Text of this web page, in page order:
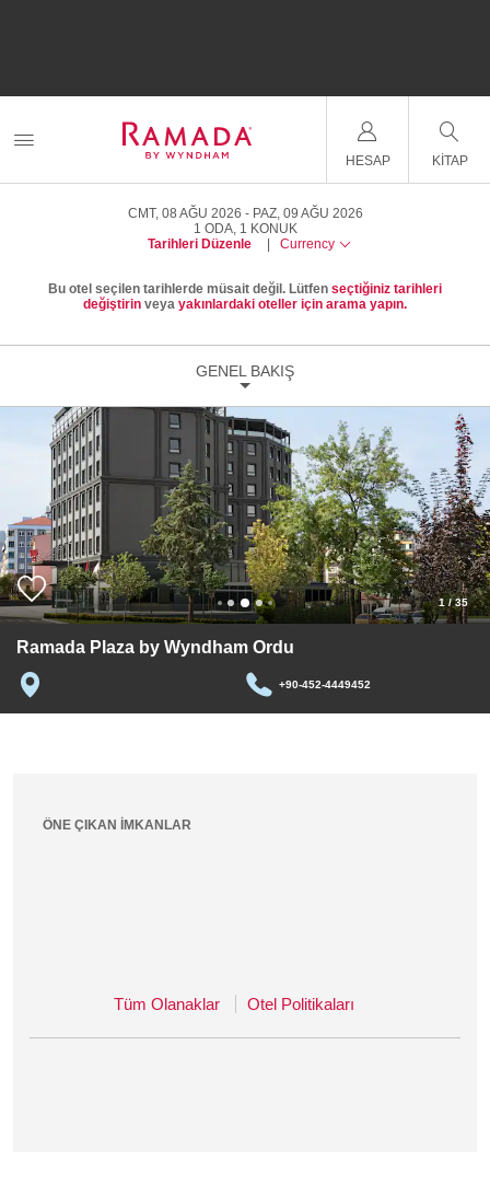
HESAP KITAP
CMT, 08 AĞU 2026
PAZ, 09 AĞU 2026
1 ODA, 1 KONUK
Tarihleri Düzenle
Currency
Bu otel seçilen tarihlerde müsait değil. Lütfen seçtiğiniz tarihleri
değiştirin veya yakınlardaki oteller için arama yapın.
GENEL BAKIŞ
1 /35
Ramada Plaza by Wyndham Ordu
+90-452-4449452
ÖNE ÇIKAN İMKANLAR
Tüm Olanaklar Otel Politikaları